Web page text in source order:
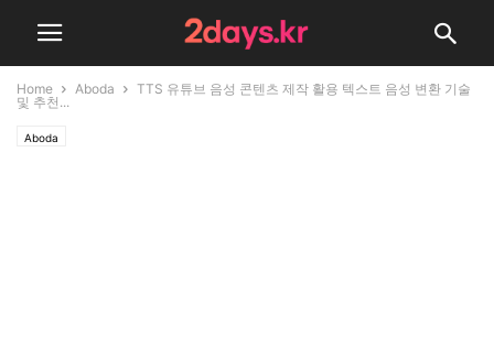
Home Aboda
TTS 유튜브 음성 콘텐츠 제작 활용 텍스트 음성 변환 기술
및 추천...
Aboda